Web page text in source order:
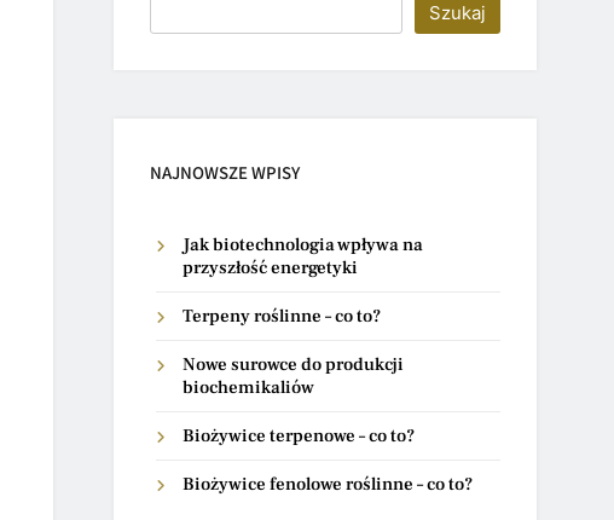
Szukaj
NAJNOWSZE WPISY
Jak biotechnologia wpływa na
przyszłość energetyki
Terpeny roślinne – co to?
Nowe surowce do produkcji
biochemikaliów
Biożywice terpenowe – co to?
Biożywice fenolowe roślinne – co to?